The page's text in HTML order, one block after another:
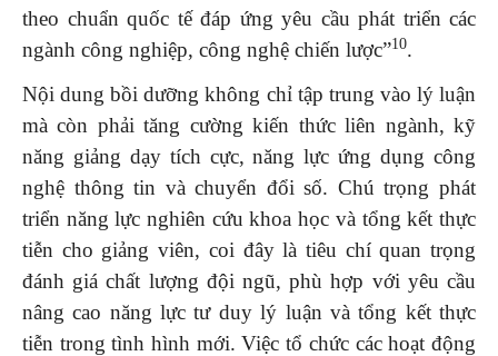
theo chuẩn quốc tế đáp ứng yêu cầu phát triển các
ngành công nghiệp, công nghệ chiến lược”10.
Nội dung bồi dưỡng không chỉ tập trung vào lý luận
mà còn phải tăng cường kiến thức liên ngành, kỹ
năng giảng dạy tích cực, năng lực ứng dụng công
nghệ thông tin và chuyển đổi số. Chú trọng phát
triển năng lực nghiên cứu khoa học và tổng kết thực
tiễn cho giảng viên, coi đây là tiêu chí quan trọng
đánh giá chất lượng đội ngũ, phù hợp với yêu cầu
nâng cao năng lực tư duy lý luận và tổng kết thực
tiễn trong tình hình mới. Việc tổ chức các hoạt động